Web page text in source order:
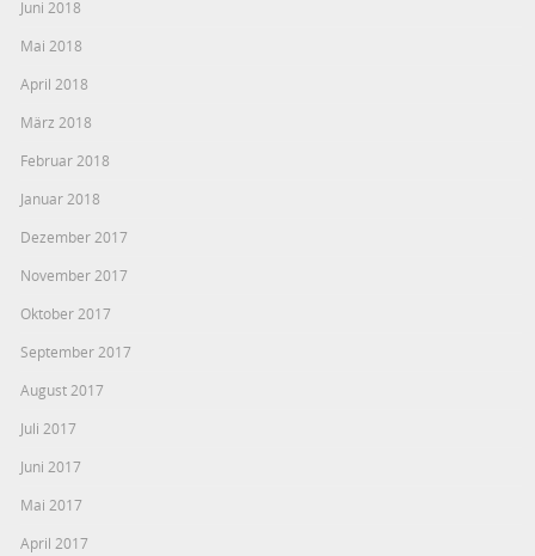
Juni 2018
Mai 2018
April 2018
März 2018
Februar 2018
Januar 2018
Dezember 2017
November 2017
Oktober 2017
September 2017
August 2017
Juli 2017
Juni 2017
Mai 2017
April 2017